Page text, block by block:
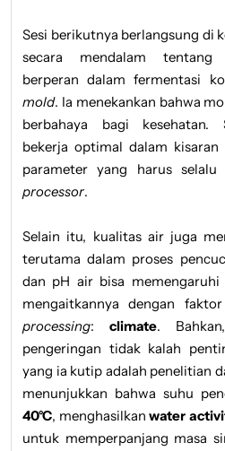
Sesi berikutnya berlangsung di
secara mendalam tentang
berperan dalam fermentasi
mold. Ia menekankan bahwa
berbahaya bagi kesehatan.
bekerja optimal dalam
parameter yang harus
processor.
Selain itu, kualitas air juga
terutama dalam proses
dan pH air bisa
mengaitkannya dengan
processing: climate.
pengeringan tidak kalah
yang ia kutip adalah penelitian
menunjukkan bahwa suhu
40°C, menghasilkan water
untuk memperpanjang masa